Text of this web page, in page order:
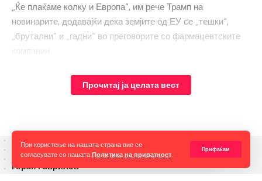
При користење на нашата страна вие се
согласувате со нашата Политика на приватност
Прифаќам
„Ќе плаќаме колку и Европа“, им рече Трамп на
новинарите, додавајќи дека земјите од ЕУ се „тешки“,
„брутални“ и „гадни“ во преговорите со фармацевтските
Прочитај ја целата вест
Горан Гаврилов